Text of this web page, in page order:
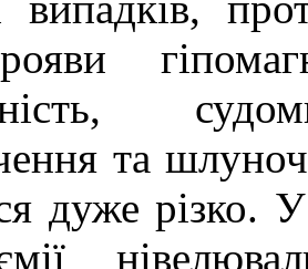
та
дуже різко.